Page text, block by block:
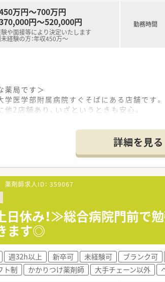
徴＞
内を中心にグループ全体で32店舗展開中で
院門前からクリニック門前までさまざまな
数はグループ全体で700件以上ございます
1回以上学会に参加されており、学会発表チ
縮の為、全店舗にて最新機器（電子薬歴・分
入されています。
方にもオススメ＞
度が充実している企業をご希望の方
応だけでなく、在宅業務など幅広く経験して
でも気になる方はお気軽にお問い合わせ下
万円～700万円
円～520,000円
や面接等により決定いたします
経験の方：年収450万～
勤務時間
薬局です＞
医学部附属病院すぐそばにある店舗です。
2店舗あり、いざというときも安心。
レーを基調としたスタイリッシュな外観
常時4～5名体制、管理薬剤師は女性です。
薬・監査等、外来処方箋の対応全般をお願
を応需しています。幅広い処方箋を対応
数は1日あたり平均70枚です。
4か所あり、立ち投薬となります。
プライバシーに配慮しすりガラスのパー
もございます。これまでのご経験や入社
ベンチも導入されています。
度＞
は店舗での実務を通じて一連の流れを習
の社員さんもおられますので安心です。
詳細を見る
薬剤師求人ID： 359067
日休み！≫総合病院門前
ます◎
週32h以上 新卒可 未経験可 ブランク可
ト制 かかりつけ薬剤師 大手チェーン以外